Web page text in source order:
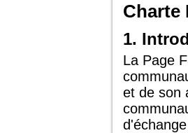
Charte
1.
La Page
et de son